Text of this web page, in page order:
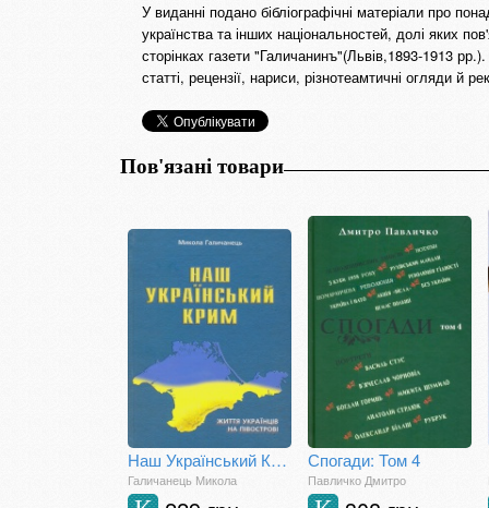
У виданні подано бібліографічні матеріали про
українства та інших національностей, долі яких
сторінках газети "Галичанинъ"(Львів,1893-1913
статті, рецензії, нариси, різнотеамтичні огляди й
Пов'язані товари
Наш Український Крим. Життя українців на півострові
Галичанець Микола
Спогади: Том 4
Павличко Дмитро